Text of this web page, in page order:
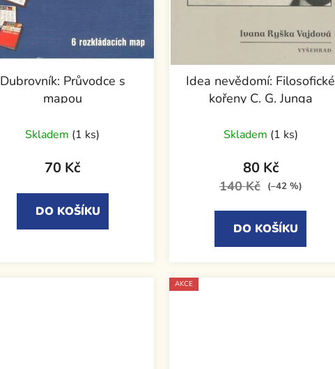
Dubrovník: Průvodce s
mapou
Skladem (1 ks)
70 Kč
DO KOŠÍKU
Idea nevědomí: Filosofické
kořeny C. G. Junga
Skladem (1 ks)
80 Kč
140 Kč (–42 %)
DO KOŠÍKU
AKCE